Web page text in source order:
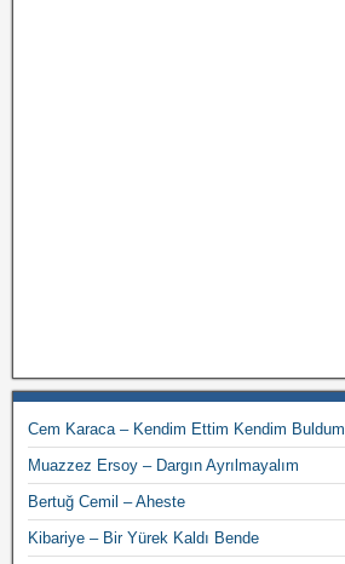
Cem Karaca – Kendim Ettim Kendim Buldum
Muazzez Ersoy – Dargın Ayrılmayalım
Bertuğ Cemil – Aheste
Kibariye – Bir Yürek Kaldı Bende